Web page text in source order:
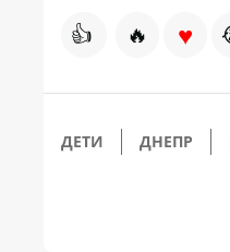
👍 🔥 ♥
ДЕТИ ДНЕПР